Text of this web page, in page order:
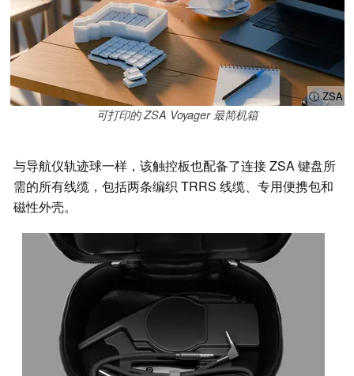
ⓘ ZSA
可打印的 ZSA Voyager 最简机箱
与导航仪轨迹球一样，该触控板也配备了连接 ZSA 键盘所
需的所有线缆，包括两条编织 TRRS 线缆、专用便携包和
磁性外壳。